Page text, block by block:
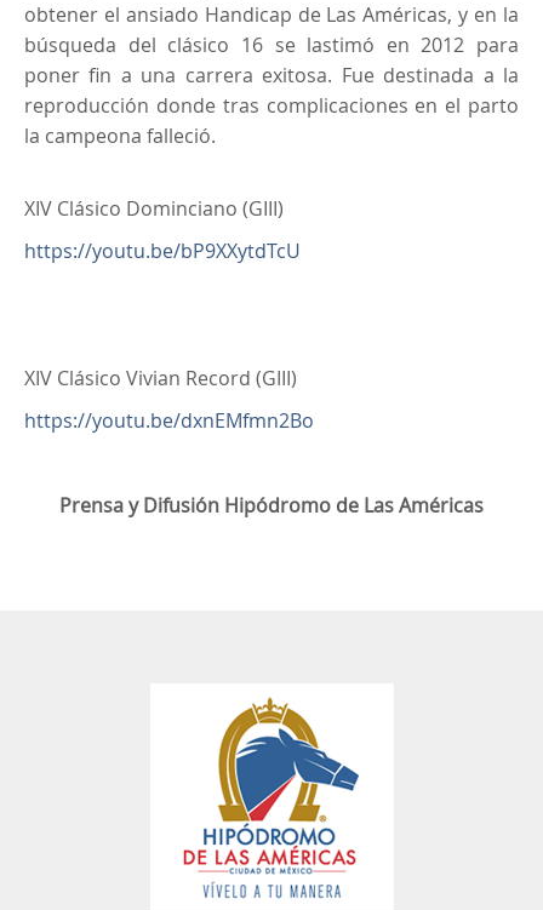
obtener el ansiado Handicap de Las Américas, y en la
búsqueda del clásico 16 se lastimó en 2012 para
poner fin a una carrera exitosa. Fue destinada a la
reproducción donde tras complicaciones en el parto
la campeona falleció.
XIV Clásico Dominciano (GIII)
https://youtu.be/bP9XXytdTcU
XIV Clásico Vivian Record (GIII)
https://youtu.be/dxnEMfmn2Bo
Prensa y Difusión Hipódromo de Las Américas